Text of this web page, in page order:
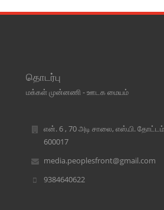
தொடர்பு
மக்கள் முன்னணி - ஊடக மையம்
என். 6 , 70 அடி சாலை, எஸ்.பி.
600017
media.peoplesfront@gmail.com
9384640622